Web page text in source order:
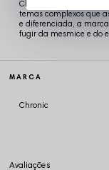
Chronic é referência
temas complexos que
e diferenciada, a
fugir da mesmice e do
MARCA
Chronic